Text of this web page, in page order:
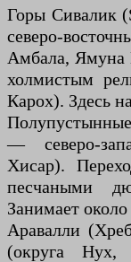
Горы Сивалик
северо-
Амбала, Ямуна
холмистым
Карох). Здесь
— северо-
Хисар).
песчаными
Занимает
Аравалли
(округа Нух,